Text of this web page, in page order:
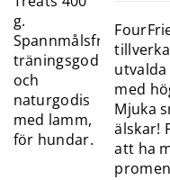
med
Mjuka
älskar!
att ha